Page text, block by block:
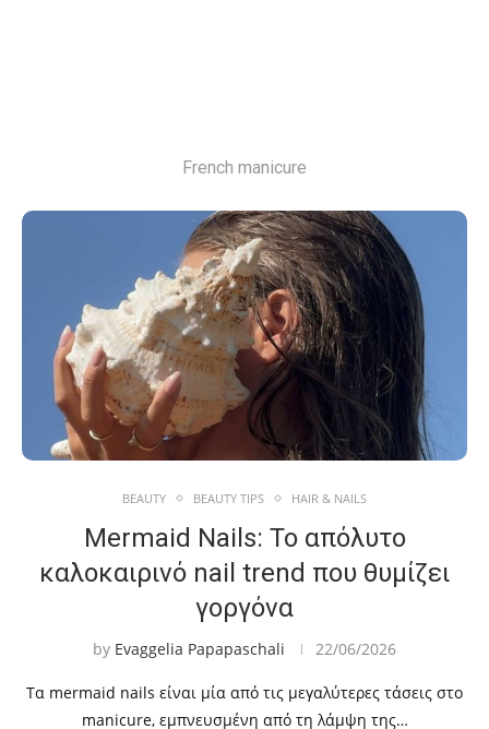
French manicure
BEAUTY BEAUTY TIPS HAIR & NAILS
Mermaid Nails: Το απόλυτο
καλοκαιρινό nail trend που θυμίζει
γοργόνα
by Evaggelia Papapaschali 22/06/2026
Τα mermaid nails είναι μία από τις μεγαλύτερες τάσεις στο
manicure, εμπνευσμένη από τη λάμψη της…